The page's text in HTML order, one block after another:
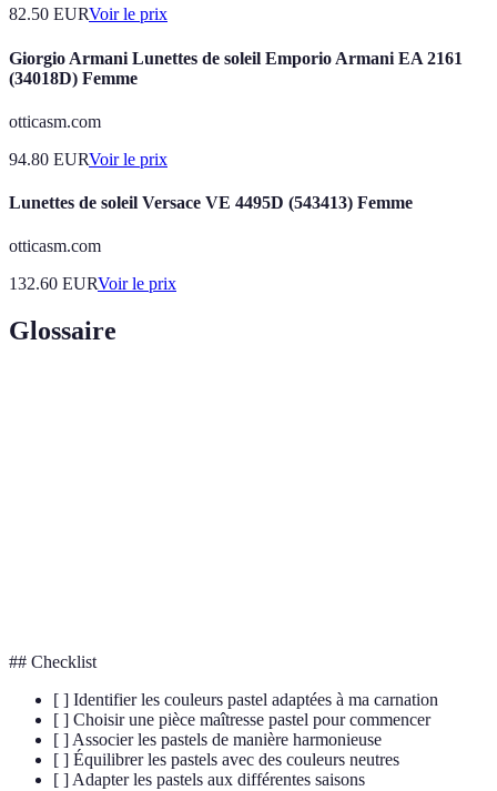
82.50 EURVoir le prix
Giorgio Armani Lunettes de soleil Emporio Armani EA 2161
(34018D) Femme
otticasm.com
94.80 EURVoir le prix
Lunettes de soleil Versace VE 4495D (543413) Femme
otticasm.com
132.60 EURVoir le prix
Glossaire
## Checklist
[ ] Identifier les couleurs pastel adaptées à ma carnation
[ ] Choisir une pièce maîtresse pastel pour commencer
[ ] Associer les pastels de manière harmonieuse
[ ] Équilibrer les pastels avec des couleurs neutres
[ ] Adapter les pastels aux différentes saisons